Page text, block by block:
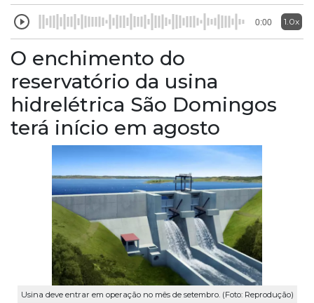
0:00 1.0x
O enchimento do
reservatório da usina
hidrelétrica São Domingos
terá início em agosto
Usina deve entrar em operação no mês de setembro. (Foto: Reprodução)